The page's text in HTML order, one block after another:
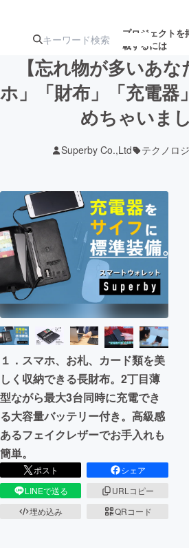
プロジェクトを
載するには
注目のリ 注目の新着プロ募集
テクノロジー・ガジェット
映像・映画
ビジネス・起業
まちづくり・地域活性化
CAMPFIRE for Social Good
CAMPFIREふるさと納税
【忘れ物が多いあ
ホ」「財布」「充電器
めちゃいまし
Superby Co.,Ltd テクノロ
１．スマホ、お札、カード類を美
しく収納できる長財布。2丁目薄
型ながら最大3台同時に充電でき
る大容量バッテリー付き。高級感
あるフェイクレザーでお手入れも
簡単。
ポスト
シェア
LINEで送る
URLコピー
埋め込み
QRコード